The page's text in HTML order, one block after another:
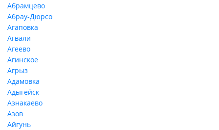
Абрамцево
Абрау-Дюрсо
Агаповка
Агвали
Агеево
Агинское
Агрыз
Адамовка
Адыгейск
Азнакаево
Азов
Айгунь